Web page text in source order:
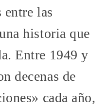
entre las
historia que
Entre 1949 y
decenas de
cada año,